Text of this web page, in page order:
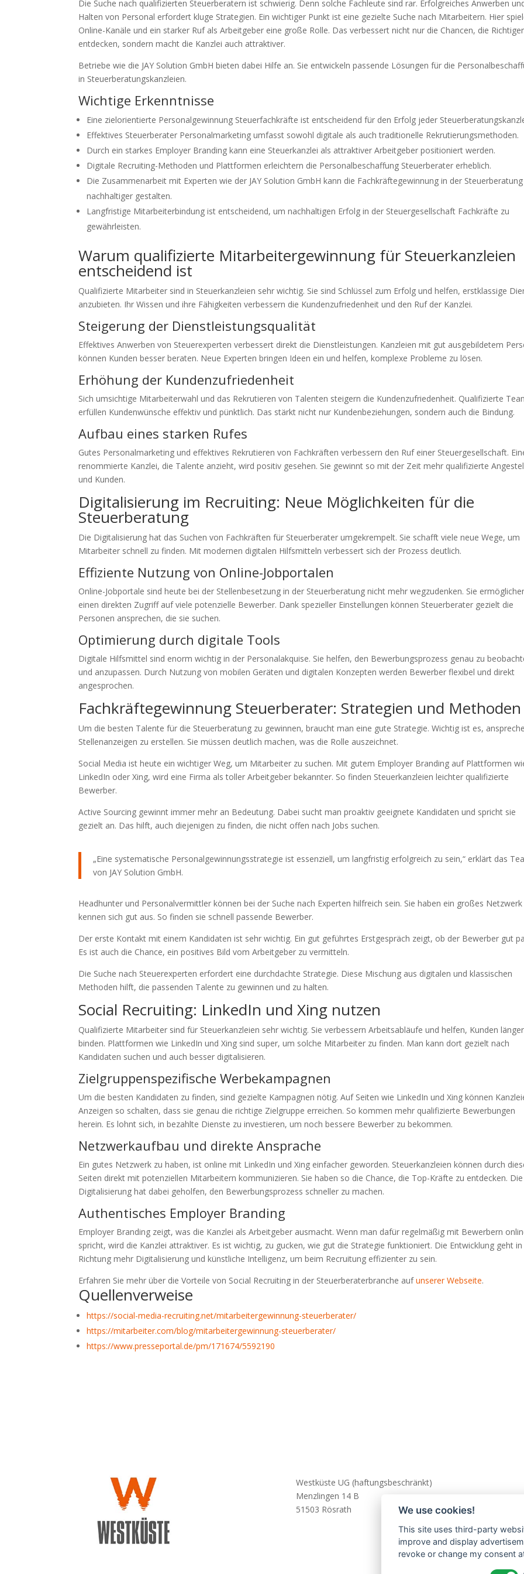
Die Suche nach qualifizierten Steuerberatern ist schwierig. Denn solche Fachleute sind rar. Erfolgreiches Anwerben und
Halten von Personal erfordert kluge Strategien. Ein wichtiger Punkt ist eine gezielte Suche nach Mitarbeitern. Hier
Online-Kanäle und ein starker Ruf als Arbeitgeber eine große Rolle. Das verbessert nicht nur die Chancen, die
entdecken, sondern macht die Kanzlei auch attraktiver.
Betriebe wie die JAY Solution GmbH bieten dabei Hilfe an. Sie entwickeln passende Lösungen für die
in Steuerberatungskanzleien.
Wichtige Erkenntnisse
Eine zielorientierte Personalgewinnung Steuerfachkräfte ist entscheidend für den Erfolg jeder
Effektives Steuerberater Personalmarketing umfasst sowohl digitale als auch traditionelle Rekrutierungsmethoden.
Durch ein starkes Employer Branding kann eine Steuerkanzlei als attraktiver Arbeitgeber positioniert werden.
Digitale Recruiting-Methoden und Plattformen erleichtern die Personalbeschaffung Steuerberater erheblich.
Die Zusammenarbeit mit Experten wie der JAY Solution GmbH kann die Fachkräftegewinnung in der Steuerberatung
nachhaltiger gestalten.
Langfristige Mitarbeiterbindung ist entscheidend, um nachhaltigen Erfolg in der Steuergesellschaft Fachkräfte zu
gewährleisten.
Warum qualifizierte Mitarbeitergewinnung für Steuerkanzleien
entscheidend ist
Qualifizierte Mitarbeiter sind in Steuerkanzleien sehr wichtig. Sie sind Schlüssel zum Erfolg und helfen, erstklassige
anzubieten. Ihr Wissen und ihre Fähigkeiten verbessern die Kundenzufriedenheit und den Ruf der Kanzlei.
Steigerung der Dienstleistungsqualität
Effektives Anwerben von Steuerexperten verbessert direkt die Dienstleistungen. Kanzleien mit gut ausgebildetem
können Kunden besser beraten. Neue Experten bringen Ideen ein und helfen, komplexe Probleme zu lösen.
Erhöhung der Kundenzufriedenheit
Sich umsichtige Mitarbeiterwahl und das Rekrutieren von Talenten steigern die Kundenzufriedenheit. Qualifizierte
erfüllen Kundenwünsche effektiv und pünktlich. Das stärkt nicht nur Kundenbeziehungen, sondern auch die Bindung.
Aufbau eines starken Rufes
Gutes Personalmarketing und effektives Rekrutieren von Fachkräften verbessern den Ruf einer Steuergesellschaft.
renommierte Kanzlei, die Talente anzieht, wird positiv gesehen. Sie gewinnt so mit der Zeit mehr qualifizierte
und Kunden.
Digitalisierung im Recruiting: Neue Möglichkeiten für die
Steuerberatung
Die Digitalisierung hat das Suchen von Fachkräften für Steuerberater umgekrempelt. Sie schafft viele neue Wege, um
Mitarbeiter schnell zu finden. Mit modernen digitalen Hilfsmitteln verbessert sich der Prozess deutlich.
Effiziente Nutzung von Online-Jobportalen
Online-Jobportale sind heute bei der Stellenbesetzung in der Steuerberatung nicht mehr wegzudenken. Sie
einen direkten Zugriff auf viele potenzielle Bewerber. Dank spezieller Einstellungen können Steuerberater gezielt die
Personen ansprechen, die sie suchen.
Optimierung durch digitale Tools
Digitale Hilfsmittel sind enorm wichtig in der Personalakquise. Sie helfen, den Bewerbungsprozess genau zu
und anzupassen. Durch Nutzung von mobilen Geräten und digitalen Konzepten werden Bewerber flexibel und direkt
angesprochen.
Fachkräftegewinnung Steuerberater: Strategien und Methoden
Um die besten Talente für die Steuerberatung zu gewinnen, braucht man eine gute Strategie. Wichtig ist es,
Stellenanzeigen zu erstellen. Sie müssen deutlich machen, was die Rolle auszeichnet.
Social Media ist heute ein wichtiger Weg, um Mitarbeiter zu suchen. Mit gutem Employer Branding auf Plattformen
LinkedIn oder Xing, wird eine Firma als toller Arbeitgeber bekannter. So finden Steuerkanzleien leichter qualifizierte
Bewerber.
Active Sourcing gewinnt immer mehr an Bedeutung. Dabei sucht man proaktiv geeignete Kandidaten und spricht sie
gezielt an. Das hilft, auch diejenigen zu finden, die nicht offen nach Jobs suchen.
„Eine systematische Personalgewinnungsstrategie ist essenziell, um langfristig erfolgreich zu sein,“ erklärt das
von JAY Solution GmbH.
Headhunter und Personalvermittler können bei der Suche nach Experten hilfreich sein. Sie haben ein großes Netzwerk
kennen sich gut aus. So finden sie schnell passende Bewerber.
Der erste Kontakt mit einem Kandidaten ist sehr wichtig. Ein gut geführtes Erstgespräch zeigt, ob der Bewerber gut
Es ist auch die Chance, ein positives Bild vom Arbeitgeber zu vermitteln.
Die Suche nach Steuerexperten erfordert eine durchdachte Strategie. Diese Mischung aus digitalen und klassischen
Methoden hilft, die passenden Talente zu gewinnen und zu halten.
Social Recruiting: LinkedIn und Xing nutzen
Qualifizierte Mitarbeiter sind für Steuerkanzleien sehr wichtig. Sie verbessern Arbeitsabläufe und helfen, Kunden
binden. Plattformen wie LinkedIn und Xing sind super, um solche Mitarbeiter zu finden. Man kann dort gezielt nach
Kandidaten suchen und auch besser digitalisieren.
Zielgruppenspezifische Werbekampagnen
Um die besten Kandidaten zu finden, sind gezielte Kampagnen nötig. Auf Seiten wie LinkedIn und Xing können
Anzeigen so schalten, dass sie genau die richtige Zielgruppe erreichen. So kommen mehr qualifizierte Bewerbungen
herein. Es lohnt sich, in bezahlte Dienste zu investieren, um noch bessere Bewerber zu bekommen.
Netzwerkaufbau und direkte Ansprache
Ein gutes Netzwerk zu haben, ist online mit LinkedIn und Xing einfacher geworden. Steuerkanzleien können durch
Seiten direkt mit potenziellen Mitarbeitern kommunizieren. Sie haben so die Chance, die Top-Kräfte zu entdecken. Die
Digitalisierung hat dabei geholfen, den Bewerbungsprozess schneller zu machen.
Authentisches Employer Branding
Employer Branding zeigt, was die Kanzlei als Arbeitgeber ausmacht. Wenn man dafür regelmäßig mit Bewerbern
spricht, wird die Kanzlei attraktiver. Es ist wichtig, zu gucken, wie gut die Strategie funktioniert. Die Entwicklung geht in
Richtung mehr Digitalisierung und künstliche Intelligenz, um beim Recruitung effizienter zu sein.
Erfahren Sie mehr über die Vorteile von Social Recruiting in der Steuerberaterbranche aufunserer Webseite.
Quellenverweise
https://social-media-recruiting.net/mitarbeitergewinnung-steuerberater/
https://mitarbeiter.com/blog/mitarbeitergewinnung-steuerberater/
https://www.presseportal.de/pm/171674/5592190
Westküste UG (haftungsbeschränkt)
Menzlingen 14 B
51503 Rösrath
We use cookies!
This site uses third-party
improve and display
revoke or change my consent